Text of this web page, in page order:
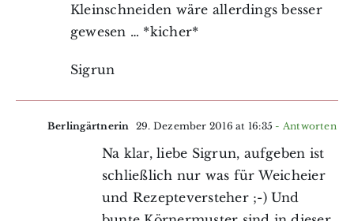
Kleinschneiden wäre allerdings besser
gewesen … *kicher*
Sigrun
Berlingärtnerin 29. Dezember 2016 at 16:35 - Antworten
Na klar, liebe Sigrun, aufgeben ist
schließlich nur was für Weicheier
und Rezepteversteher ;-) Und